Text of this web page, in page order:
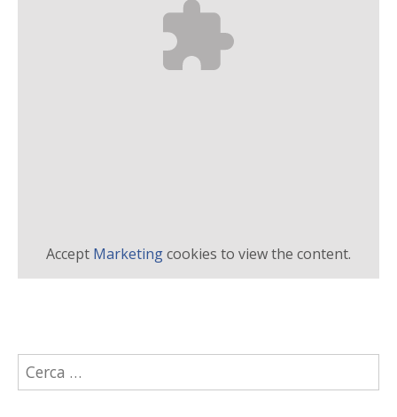
Accept Marketingcookies to view the content.
Ricerca
per: